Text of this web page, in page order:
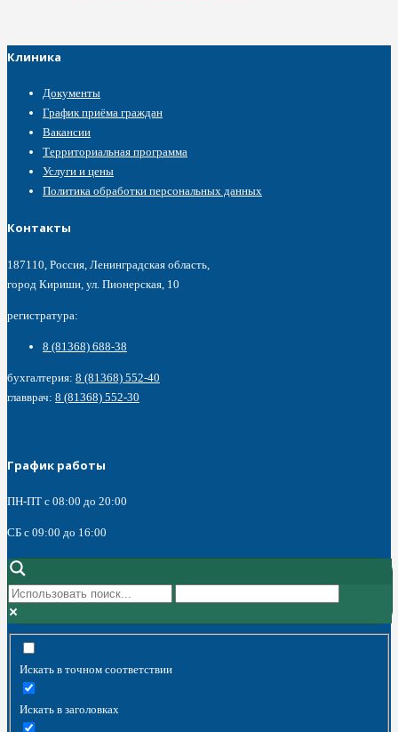
Клиника
Документы
График приёма граждан
Вакансии
Территориальная программа
Услуги и цены
Политика обработки персональных данных
Контакты
187110, Россия, Ленинградская область,
город Кириши, ул. Пионерская, 10
регистратура:
8 (81368) 688-38
бухгалтерия: 8 (81368) 552-40
главврач: 8 (81368) 552-30
График работы
ПН-ПТ с 08:00 до 20:00
СБ c 09:00 до 16:00
Искать в точном соответствии
Искать в заголовках